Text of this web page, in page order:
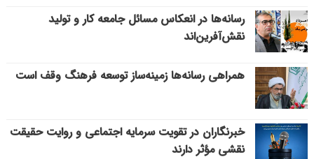
رسانه‌ها در انعکاس مسائل جامعه کار و تولید
نقش‌آفرین‌اند
همراهی رسانه‌ها زمینه‌ساز توسعه فرهنگ وقف است
خبرنگاران در تقویت سرمایه اجتماعی و روایت حقیقت
نقشی مؤثر دارند